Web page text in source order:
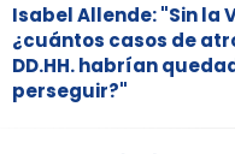
Isabel Allende: "Sin la
¿cuántos casos de
DD.HH. habrían
perseguir?"